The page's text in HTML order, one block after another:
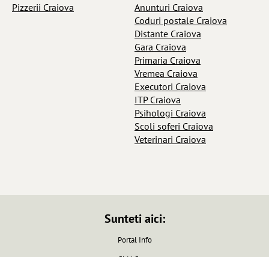
Pizzerii Craiova
Anunturi Craiova
Coduri postale Craiova
Distante Craiova
Gara Craiova
Primaria Craiova
Vremea Craiova
Executori Craiova
ITP Craiova
Psihologi Craiova
Scoli soferi Craiova
Veterinari Craiova
Sunteti aici:
Portal Info